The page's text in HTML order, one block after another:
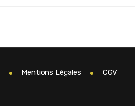
Mentions Légales
CGV